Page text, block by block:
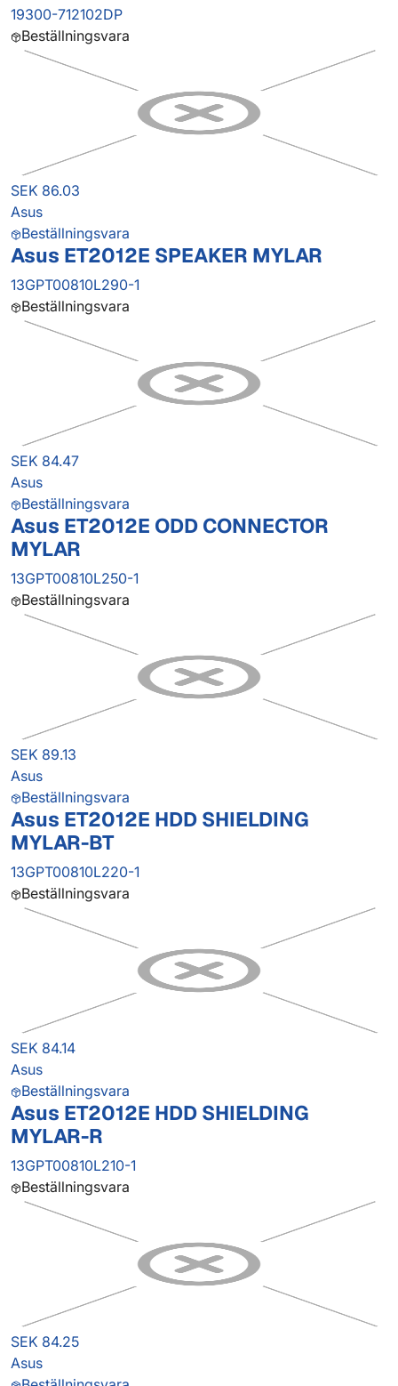
19300-712102DP
Beställningsvara
SEK 86.03
Asus
Beställningsvara
Asus ET2012E SPEAKER MYLAR
13GPT00810L290-1
Beställningsvara
SEK 84.47
Asus
Beställningsvara
Asus ET2012E ODD CONNECTOR
MYLAR
13GPT00810L250-1
Beställningsvara
SEK 89.13
Asus
Beställningsvara
Asus ET2012E HDD SHIELDING
MYLAR-BT
13GPT00810L220-1
Beställningsvara
SEK 84.14
Asus
Beställningsvara
Asus ET2012E HDD SHIELDING
MYLAR-R
13GPT00810L210-1
Beställningsvara
SEK 84.25
Asus